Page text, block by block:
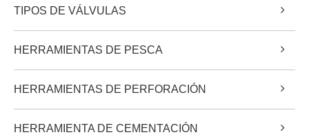
TIPOS DE VÁLVULAS
HERRAMIENTAS DE PESCA
HERRAMIENTAS DE PERFORACIÓN
HERRAMIENTA DE CEMENTACIÓN